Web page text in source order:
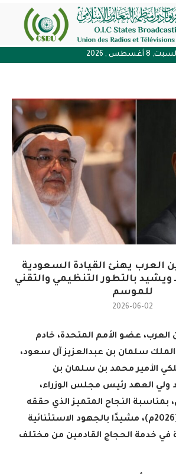
8 أغسطس , 2026
العرب يهنئ القيادة السعودية
حج 1447هـ ويشيد بالتطور التنظيمي والتقني
للموسم
2026-06-02
العرب، عضو الأمم المتحدة، خادم
الملك سلمان بن عبدالعزيز آل سعود،
الأمير محمد بن سلمان بن
ولي العهد رئيس مجلس الوزراء،
النجاح المتميز الذي حققه
موسم حج 1447هـ (2026م)، مشيدًا بالجهود الاستثنائية
في خدمة الحجاج القادمين من مختلف